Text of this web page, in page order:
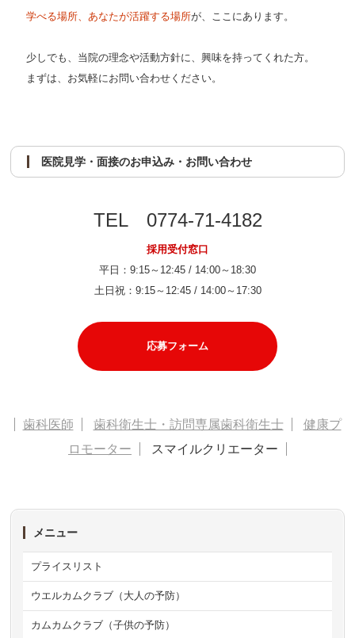
学べる場所、あなたが活躍する場所が、ここにあります。
少しでも、当院の理念や活動方針に、興味を持ってくれた方。
まずは、お気軽にお問い合わせください。
医院見学・面接のお申込み・お問い合わせ
TEL 0774-71-4182
採用受付窓口
平日：9:15～12:45 / 14:00～18:30
土日祝：9:15～12:45 / 14:00～17:30
応募フォーム
歯科医師 歯科衛生士・訪問専属歯科衛生士
健康プ
ロモーター
スマイルクリエーター
メニュー
プライスリスト
ウエルカムクラブ（大人の予防）
カムカムクラブ（子供の予防）